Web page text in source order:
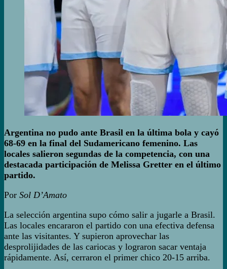
Argentina no pudo ante Brasil en la última bola y cayó
68-69 en la final del Sudamericano femenino. Las
locales salieron segundas de la competencia, con una
destacada participación de Melissa Gretter en el último
partido.
Por Sol D’Amato
La selección argentina supo cómo salir a jugarle a Brasil.
Las locales encararon el partido con una efectiva defensa
ante las visitantes. Y supieron aprovechar las
desprolijidades de las cariocas y lograron sacar ventaja
rápidamente. Así, cerraron el primer chico 20-15 arriba.